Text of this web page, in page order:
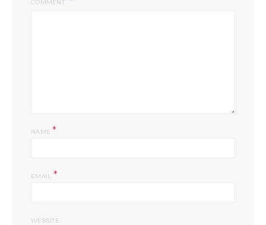
COMMENT
NAME*
EMAIL *
WEBSITE